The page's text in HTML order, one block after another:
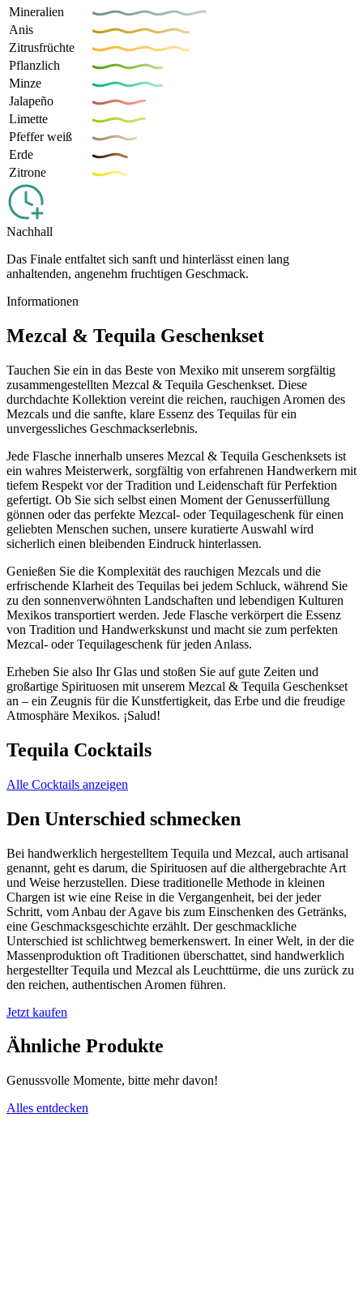
Mineralien
Anis
Zitrusfrüchte
Pflanzlich
Minze
Jalapeño
Limette
Pfeffer weiß
Erde
Zitrone
Nachhall
Das Finale entfaltet sich sanft und hinterlässt einen lang
anhaltenden, angenehm fruchtigen Geschmack.
Informationen
Mezcal & Tequila Geschenkset
Tauchen Sie ein in das Beste von Mexiko mit unserem sorgfältig
zusammengestellten Mezcal & Tequila Geschenkset. Diese
durchdachte Kollektion vereint die reichen, rauchigen Aromen des
Mezcals und die sanfte, klare Essenz des Tequilas für ein
unvergessliches Geschmackserlebnis.
Jede Flasche innerhalb unseres Mezcal & Tequila Geschenksets ist
ein wahres Meisterwerk, sorgfältig von erfahrenen Handwerkern mit
tiefem Respekt vor der Tradition und Leidenschaft für Perfektion
gefertigt. Ob Sie sich selbst einen Moment der Genusserfüllung
gönnen oder das perfekte Mezcal- oder Tequilageschenk für einen
geliebten Menschen suchen, unsere kuratierte Auswahl wird
sicherlich einen bleibenden Eindruck hinterlassen.
Genießen Sie die Komplexität des rauchigen Mezcals und die
erfrischende Klarheit des Tequilas bei jedem Schluck, während Sie
zu den sonnenverwöhnten Landschaften und lebendigen Kulturen
Mexikos transportiert werden. Jede Flasche verkörpert die Essenz
von Tradition und Handwerkskunst und macht sie zum perfekten
Mezcal- oder Tequilageschenk für jeden Anlass.
Erheben Sie also Ihr Glas und stoßen Sie auf gute Zeiten und
großartige Spirituosen mit unserem Mezcal & Tequila Geschenkset
an – ein Zeugnis für die Kunstfertigkeit, das Erbe und die freudige
Atmosphäre Mexikos. ¡Salud!
Tequila Cocktails
Alle Cocktails anzeigen
Den Unterschied schmecken
Bei handwerklich hergestelltem Tequila und Mezcal, auch artisanal
genannt, geht es darum, die Spirituosen auf die althergebrachte Art
und Weise herzustellen. Diese traditionelle Methode in kleinen
Chargen ist wie eine Reise in die Vergangenheit, bei der jeder
Schritt, vom Anbau der Agave bis zum Einschenken des Getränks,
eine Geschmacksgeschichte erzählt. Der geschmackliche
Unterschied ist schlichtweg bemerkenswert. In einer Welt, in der die
Massenproduktion oft Traditionen überschattet, sind handwerklich
hergestellter Tequila und Mezcal als Leuchttürme, die uns zurück zu
den reichen, authentischen Aromen führen.
Jetzt kaufen
Ähnliche Produkte
Genussvolle Momente, bitte mehr davon!
Alles entdecken